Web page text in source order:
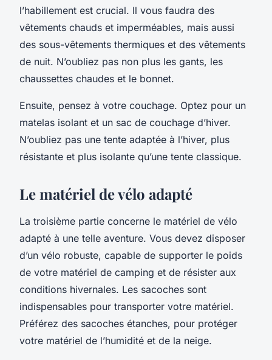
l’habillement est crucial. Il vous faudra des
vêtements chauds et imperméables, mais aussi
des sous-vêtements thermiques et des vêtements
de nuit. N’oubliez pas non plus les gants, les
chaussettes chaudes et le bonnet.
Ensuite, pensez à votre couchage. Optez pour un
matelas isolant et un sac de couchage d’hiver.
N’oubliez pas une tente adaptée à l’hiver, plus
résistante et plus isolante qu’une tente classique.
Le matériel de vélo adapté
La troisième partie concerne le matériel de vélo
adapté à une telle aventure. Vous devez disposer
d’un vélo robuste, capable de supporter le poids
de votre matériel de camping et de résister aux
conditions hivernales. Les sacoches sont
indispensables pour transporter votre matériel.
Préférez des sacoches étanches, pour protéger
votre matériel de l’humidité et de la neige.